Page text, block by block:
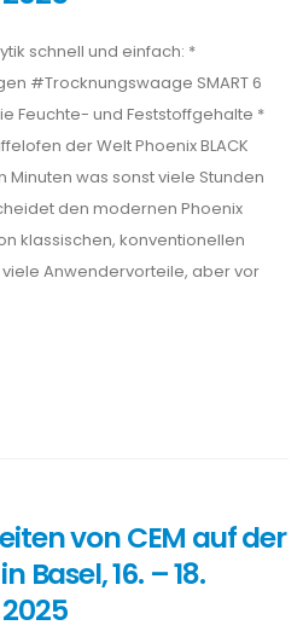
schnell und einfach: *
#Trocknungswaage SMART 6
Feuchte- und Feststoffgehalte *
der Welt Phoenix BLACK
Minuten was sonst viele Stunden
den modernen Phoenix
klassischen, konventionellen
viele Anwendervorteile, aber vor
von CEM auf der
Basel, 16. – 18.